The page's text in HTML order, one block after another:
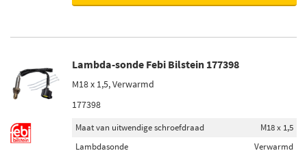
Lambda-sonde Febi Bilstein 177398
M18 x 1,5, Verwarmd
177398
Maat van uitwendige schroefdraad
M18 x 1,5
Lambdasonde
Verwarmd